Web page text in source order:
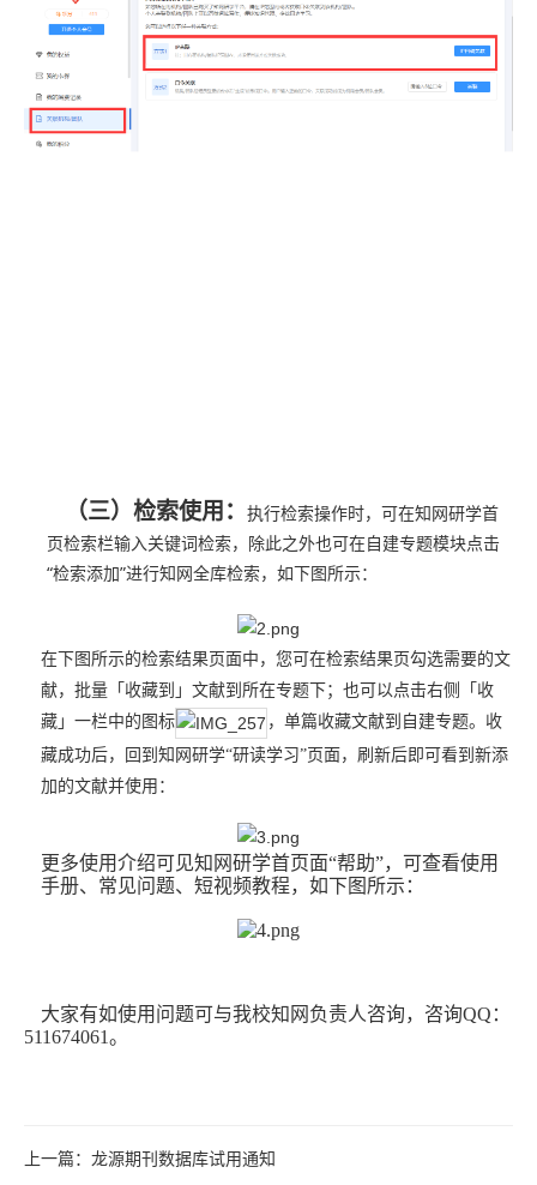
（三）检索使用：
执行检索操作时，可在知网研学首
页检索栏输入关键词检索，除此之外也可在自建专题模块点击
“检索添加”进行知网全库检索，如下图所示：
在下图所示的检索结果页面中，您可在检索结果页勾选需要的文
献，批量「收藏到」文献到所在专题下；也可以点击右侧「收
藏」一栏中的图标
，单篇收藏文献到自建专题。收
藏成功后，回到知网研学“研读学习”页面，刷新后即可看到新添
加的文献并使用：
更多使用介绍可见知网研学首页面“帮助”，可查看使用
手册、常见问题、短视频教程，如下图所示：
大家有如使用问题可与我校知网负责人咨询，咨询QQ：
511674061。
上一篇： 龙源期刊数据库试用通知